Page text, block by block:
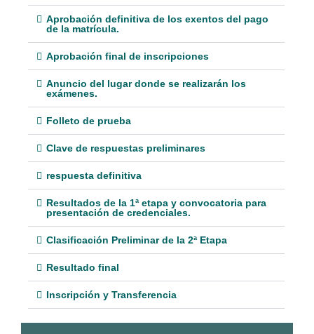
Aprobación definitiva de los exentos del pago
de la matrícula.
Aprobación final de inscripciones
Anuncio del lugar donde se realizarán los
exámenes.
Folleto de prueba
Clave de respuestas preliminares
respuesta definitiva
Resultados de la 1ª etapa y convocatoria para
presentación de credenciales.
Clasificación Preliminar de la 2ª Etapa
Resultado final
Inscripción y Transferencia